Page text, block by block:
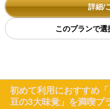
詳細/
このプランで
初めて利用におすすめ
豆の3大味覚」を満喫プ